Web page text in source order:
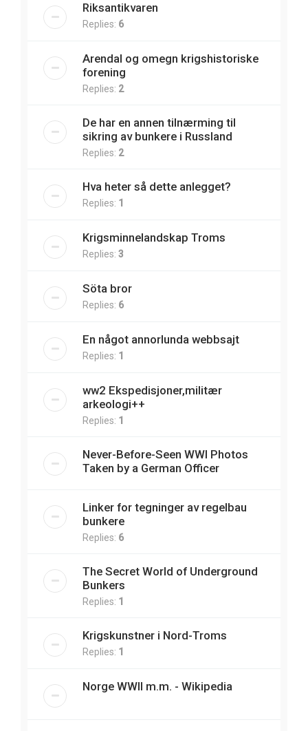
Riksantikvaren
Replies: 6
Arendal og omegn krigshistoriske
forening
Replies: 2
De har en annen tilnærming til
sikring av bunkere i Russland
Replies: 2
Hva heter så dette anlegget?
Replies: 1
Krigsminnelandskap Troms
Replies: 3
Söta bror
Replies: 6
En något annorlunda webbsajt
Replies: 1
ww2 Ekspedisjoner,militær
arkeologi++
Replies: 1
Never-Before-Seen WWI Photos
Taken by a German Officer
Linker for tegninger av regelbau
bunkere
Replies: 6
The Secret World of Underground
Bunkers
Replies: 1
Krigskunstner i Nord-Troms
Replies: 1
Norge WWII m.m. - Wikipedia